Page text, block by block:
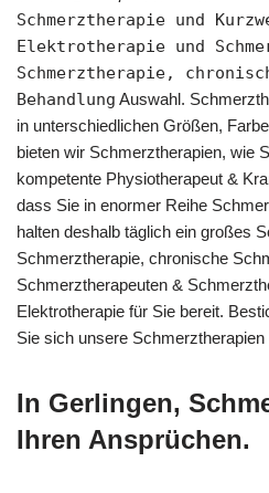
Schmerztherapie und
Elektrotherapie und
Schmerztherapie,
Behandlung Auswahl.
in unterschiedlichen Größen,
bieten wir Schmerztherapien, wie
kompetente Physiotherapeut &
dass Sie in enormer Reihe
halten deshalb täglich ein großes
Schmerztherapie, chronische
Schmerztherapeuten &
Elektrotherapie für Sie bereit.
Sie sich unsere Schmerztherapien
In Gerlingen,
Ihren Ansprüchen.